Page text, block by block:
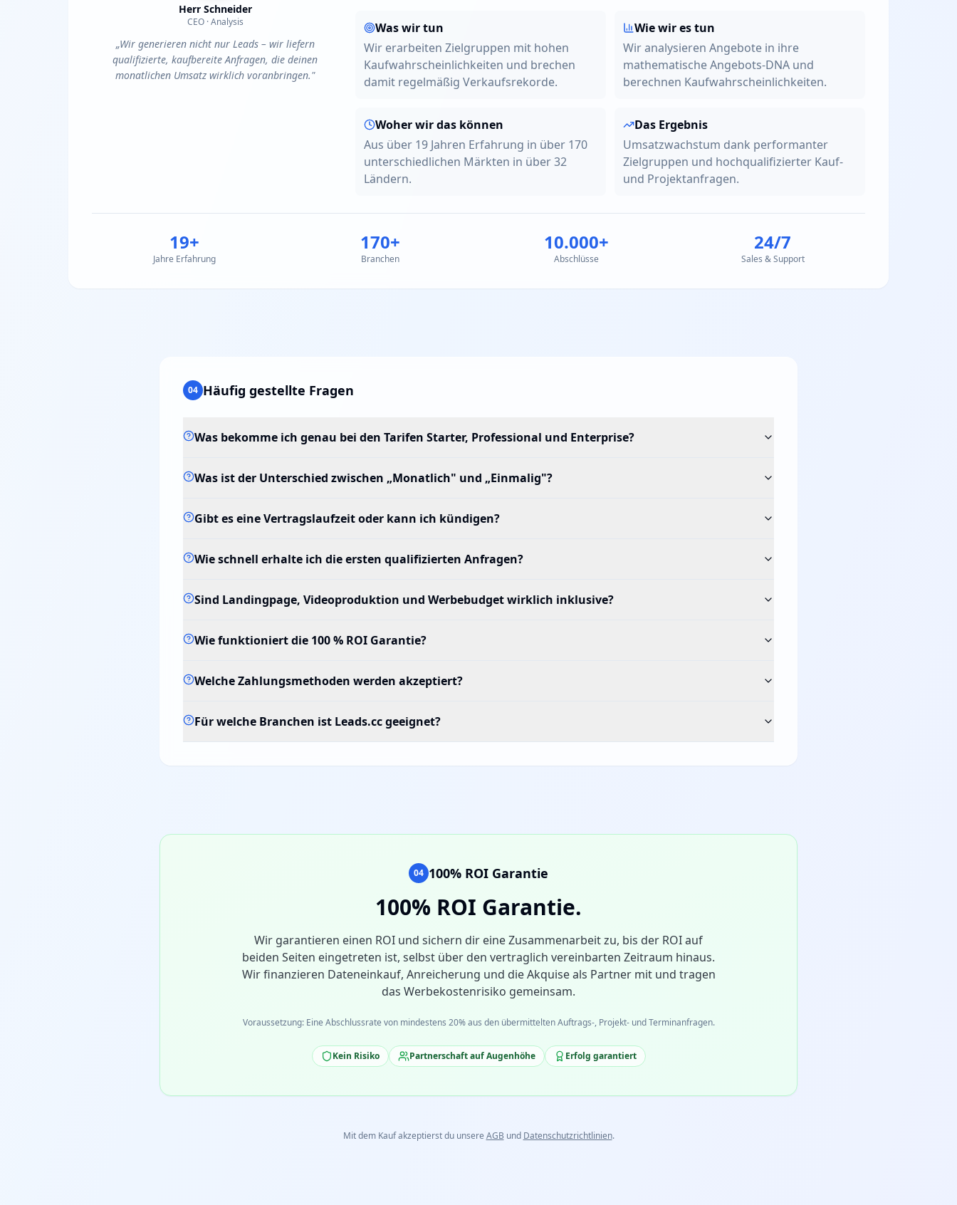
Herr Schneider
CEO · Analysis
„Wir generieren nicht nur Leads – wir liefern
qualifizierte, kaufbereite Anfragen, die deinen
monatlichen Umsatz wirklich voranbringen."
Was wir tun
Wir erarbeiten Zielgruppen mit hohen
Kaufwahrscheinlichkeiten und brechen
damit regelmäßig Verkaufsrekorde.
Wie wir es tun
Wir analysieren Angebote in ihre
mathematische Angebots-DNA und
berechnen Kaufwahrscheinlichkeiten.
Woher wir das können
Aus über 19 Jahren Erfahrung in über 170
unterschiedlichen Märkten in über 32
Ländern.
Das Ergebnis
Umsatzwachstum dank performanter
Zielgruppen und hochqualifizierter Kauf-
und Projektanfragen.
19+
Jahre Erfahrung
170+
Branchen
10.000+
Abschlüsse
24/7
Sales & Support
04 Häufig gestellte Fragen
Was bekomme ich genau bei den Tarifen Starter, Professional und Enterprise?
Was ist der Unterschied zwischen „Monatlich" und „Einmalig"?
Gibt es eine Vertragslaufzeit oder kann ich kündigen?
Wie schnell erhalte ich die ersten qualifizierten Anfragen?
Sind Landingpage, Videoproduktion und Werbebudget wirklich inklusive?
Wie funktioniert die 100 % ROI Garantie?
Welche Zahlungsmethoden werden akzeptiert?
Für welche Branchen ist Leads.cc geeignet?
04 100% ROI Garantie
100% ROI Garantie.
Wir garantieren einen ROI und sichern dir eine Zusammenarbeit zu, bis der ROI auf
beiden Seiten eingetreten ist, selbst über den vertraglich vereinbarten Zeitraum hinaus.
Wir finanzieren Dateneinkauf, Anreicherung und die Akquise als Partner mit und tragen
das Werbekostenrisiko gemeinsam.
Voraussetzung: Eine Abschlussrate von mindestens 20% aus den übermittelten Auftrags-, Projekt- und Terminanfragen.
Kein Risiko Partnerschaft auf Augenhöhe Erfolg garantiert
Mit dem Kauf akzeptierst du unsere AGB und Datenschutzrichtlinien.